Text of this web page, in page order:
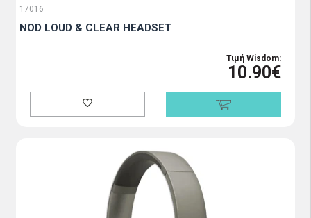
17016
NOD LOUD & CLEAR HEADSET
Τιμή Wisdom:
10.90€